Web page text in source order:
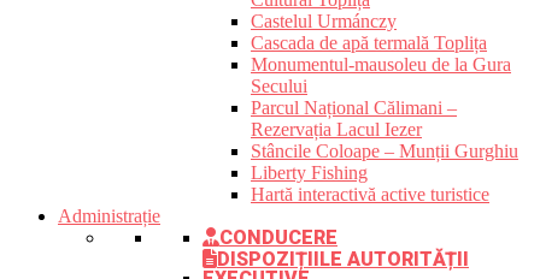
Castelul Urmánczy
Cascada de apă termală Toplița
Monumentul-mausoleu de la Gura
Secului
Parcul Național Călimani –
Rezervația Lacul Iezer
Stâncile Coloape – Munții Gurghiu
Liberty Fishing
Hartă interactivă active turistice
Administrație
CONDUCERE
DISPOZIȚIILE AUTORITĂȚII